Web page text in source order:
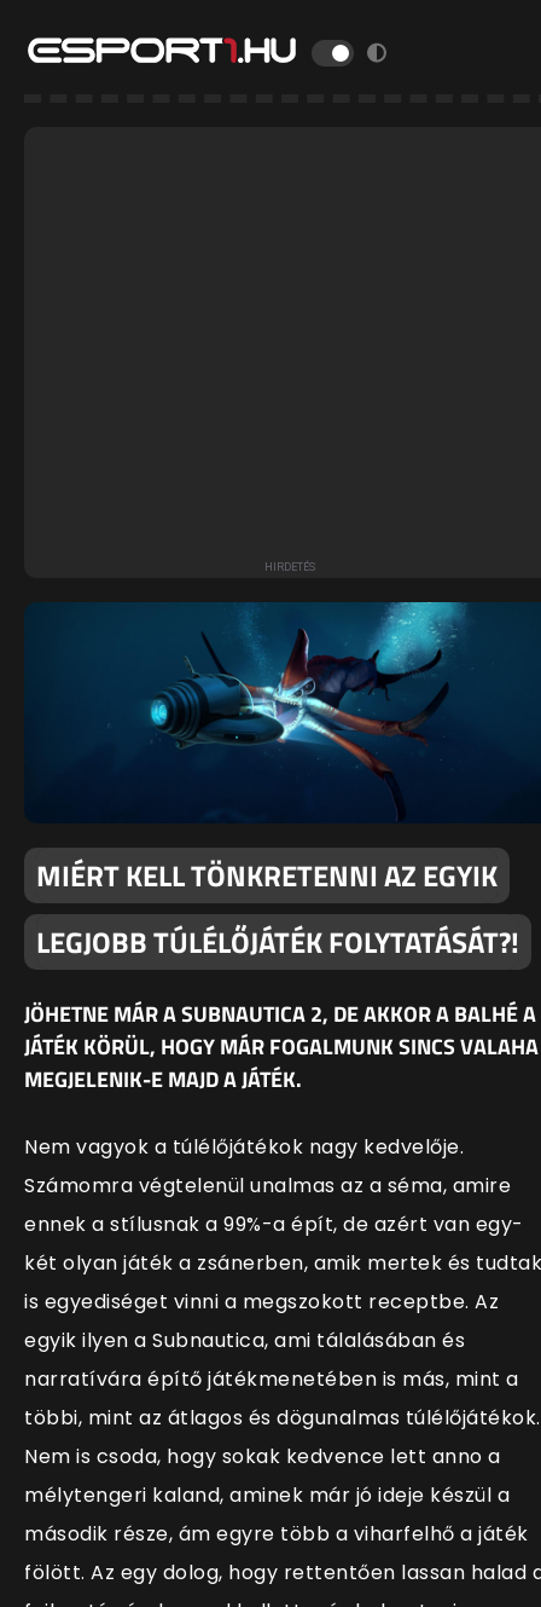
MIÉRT KELL TÖNKRETENNI AZ EGYIK
LEGJOBB TÚLÉLŐJÁTÉK FOLYTATÁSÁT?!
JÖHETNE MÁR A SUBNAUTICA 2, DE AKKOR A BALHÉ A
JÁTÉK KÖRÜL, HOGY MÁR FOGALMUNK SINCS VALAHA
MEGJELENIK-E MAJD A JÁTÉK.
Nem vagyok a túlélőjátékok nagy kedvelője.
Számomra végtelenül unalmas az a séma, amire
ennek a stílusnak a 99%-a épít, de azért van egy-
két olyan játék a zsánerben, amik mertek és tudtak
is egyediséget vinni a megszokott receptbe. Az
egyik ilyen a Subnautica, ami tálalásában és
narratívára építő játékmenetében is más, mint a
többi, mint az átlagos és dögunalmas túlélőjátékok.
Nem is csoda, hogy sokak kedvence lett anno a
mélytengeri kaland, aminek már jó ideje készül a
második része, ám egyre több a viharfelhő a játék
fölött. Az egy dolog, hogy rettentően lassan halad